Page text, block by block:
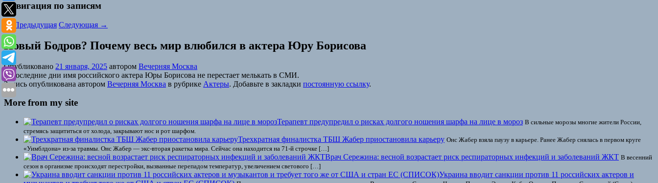
Навигация по записям
←Предыдущая Следующая →
Новый Бодров? Почему весь мир влюбился в актера Юру Борисова
Опубликовано 21 января, 2025 автором Вечерняя Москва
В последние дни имя российского актера Юры Борисова не перестает мелькать в СМИ.
Запись опубликована автором Вечерняя Москва в рубрике Актеры. Добавьте в закладки постоянную ссылку.
More from my site
Терапевт предупредил о рисках долгого ношения шарфа на лице в мороз В сильные морозы многие жители России,
стремясь защититься от холода, закрывают нос и рот шарфом.
Трехкратная финалистка ТБШ Жабер приостановила карьеру Онс Жабер взяла паузу в карьере. Ранее Жабер снялась в первом круге
«Уимблдона» из-за травмы. Онс Жабер — экс-вторая ракетка мира. Сейчас она находится на 71-й строчке […]
Врач Сережина: весной возрастает риск респираторных инфекций и заболеваний ЖКТ В весенний
сезон в организме происходят перестройки, вызванные перепадом температур, увеличением светового […]
Украина вводит санкции против 11 российских актеров и